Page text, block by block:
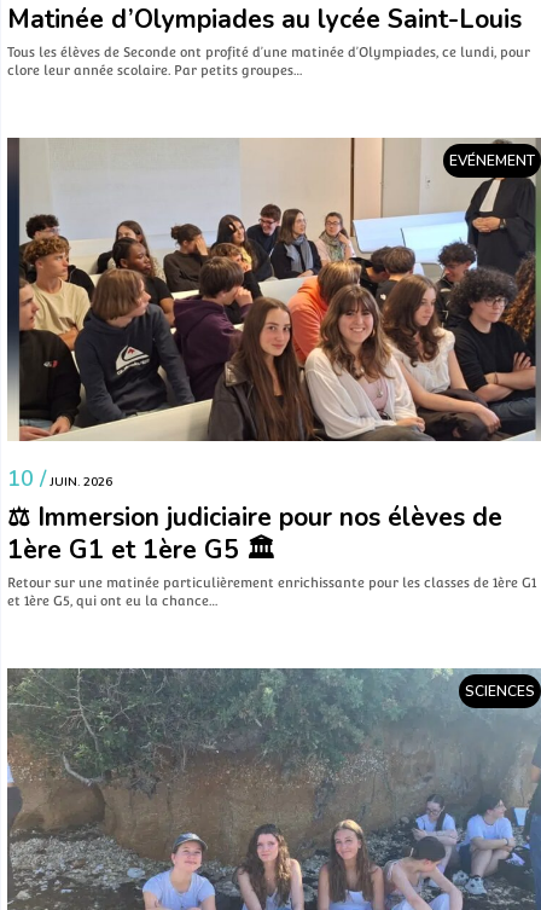
Matinée d’Olympiades au lycée Saint-Louis
Tous les élèves de Seconde ont profité d’une matinée d’Olympiades, ce lundi, pour
clore leur année scolaire. Par petits groupes…
EVÉNEMENT
10 / JUIN. 2026
⚖️ Immersion judiciaire pour nos élèves de
1ère G1 et 1ère G5 🏛️
​Retour sur une matinée particulièrement enrichissante pour les classes de 1ère G1
et 1ère G5, qui ont eu la chance…
SCIENCES